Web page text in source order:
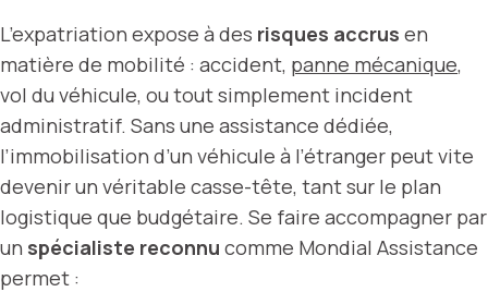
L’expatriation expose à des risques accrus en
matière de mobilité : accident, panne mécanique,
vol du véhicule, ou tout simplement incident
administratif. Sans une assistance dédiée,
l’immobilisation d’un véhicule à l’étranger peut vite
devenir un véritable casse-tête, tant sur le plan
logistique que budgétaire. Se faire accompagner par
un spécialiste reconnu comme Mondial Assistance
permet :